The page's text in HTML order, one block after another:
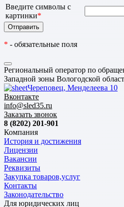
Введите символы с
картинки*
* - обязательные поля
Региональный оператор по
Западной зоны Вологодской
Череповец, Менделеева 10
Вконтакте
info@sled35.ru
Заказать звонок
8 (8202) 201-901
Компания
История и достижения
Лицензии
Вакансии
Реквизиты
Закупка товаров,услуг
Контакты
Законодательство
Для юридических лиц